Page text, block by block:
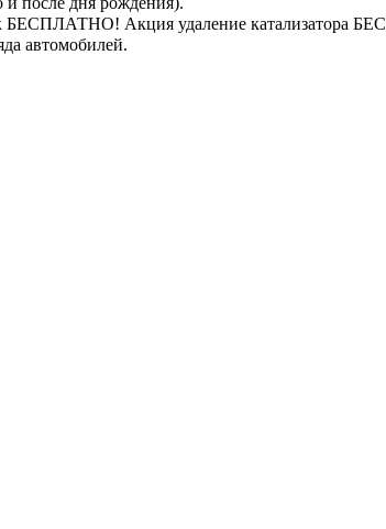
БЕСПЛАТНО! Акция удаление катализатора
автомобилей.